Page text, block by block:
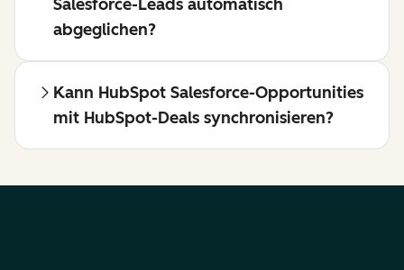
Salesforce-Leads automatisch
abgeglichen?
Kann HubSpot Salesforce-Opportunities
mit HubSpot-Deals synchronisieren?